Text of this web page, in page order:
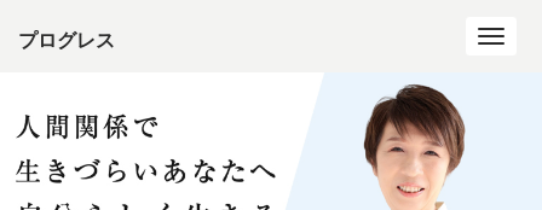
プログレス